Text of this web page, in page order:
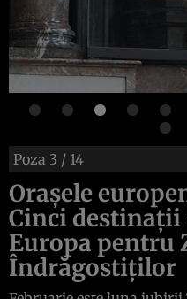
Poza 3 / 14
Oraşele
Cinci destinaţii
Europa pentru
Îndrăgostiţilor